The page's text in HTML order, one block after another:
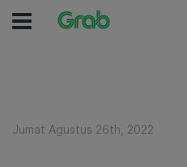
Jumat Agustus 26th, 2022